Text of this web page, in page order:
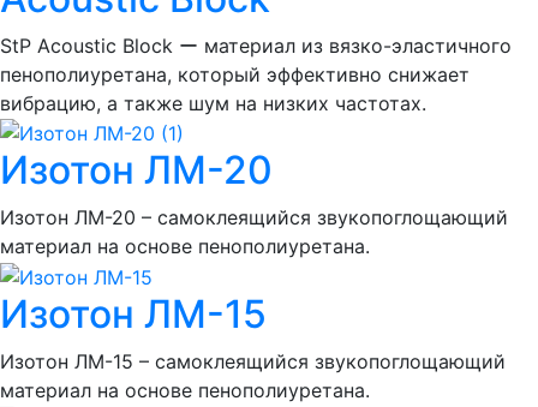
StP Acoustic Block ー материал из вязко-эластичного
пенополиуретана, который эффективно снижает
вибрацию, а также шум на низких частотах.
Изотон ЛМ-20
Изотон ЛМ-20 – самоклеящийся звукопоглощающий
материал на основе пенополиуретана.
Изотон ЛМ-15
Изотон ЛМ-15 – самоклеящийся звукопоглощающий
материал на основе пенополиуретана.